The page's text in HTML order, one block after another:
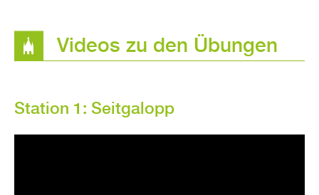
Vi­de­os zu den Übun­gen
Sta­ti­on 1: Seit­ga­lopp